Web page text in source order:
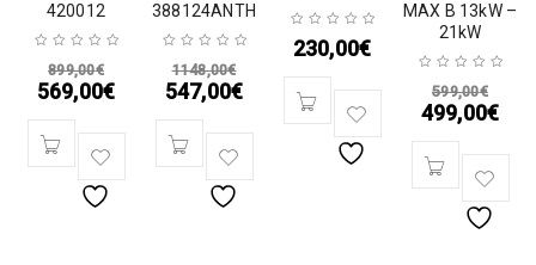
420012
899,00€
569,00€
388124ANTH
1148,00€
547,00€
230,00€
MAX B 13kW –
21kW
599,00€
499,00€